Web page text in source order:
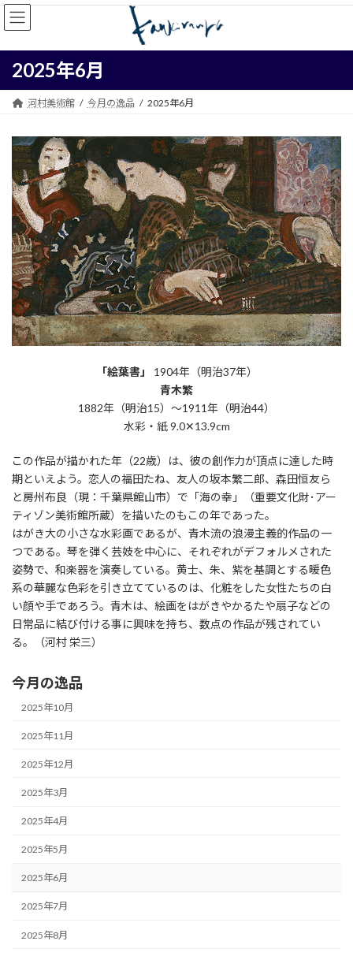
コ
ン
ン
ナ
ビ
ー
2025年6月
河村美術館 今月の逸品 2025年6月
「絵葉書」
1904年（明治37年）
青木繁
1882年（明治15）～1911年（明治44）
水彩・紙 9.0✕13.9cm
この作品が描かれた年（22歳）は、彼の創作力が頂点に達した時
期といえよう。恋人の福田たね、友人の坂本繁二郎、森田恒友ら
と房州布良（現：千葉県館山市）で「海の幸」（重要文化財･アー
ティゾン美術館所蔵）を描いたのもこの年であった。
はがき大の小さな水彩画であるが、青木流の浪漫主義的作品の一
つである。琴を弾く芸妓を中心に、それぞれがデフォルメされた
姿勢で、和楽器を演奏している。黄士、朱、紫を基調とする暖色
系の華麗な色彩を引き立てているのは、化粧をした女性たちの白
い顔や手であろう。青木は、絵画をはがきやかるたや扇子などの
日常品に結び付ける事に興味を持ち、数点の作品が残されてい
る。（河村 栄三）
今月の逸品
2025年10月
2025年11月
2025年12月
2025年3月
2025年4月
2025年5月
2025年6月
2025年7月
2025年8月